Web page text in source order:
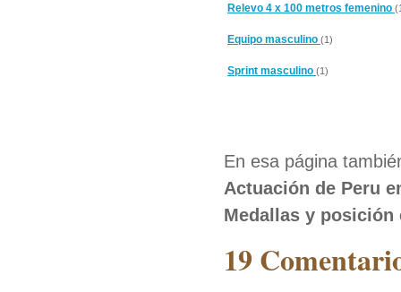
Relevo 4 x 100 metros femenino
Equipo masculino (1)
Sprint masculino (1)
En esa página
Actuación de Peru
Medallas y posición
19